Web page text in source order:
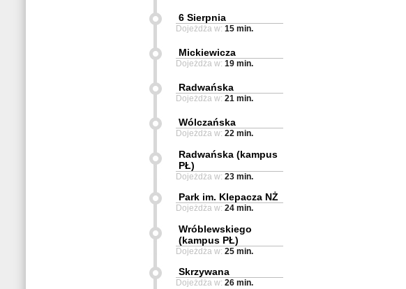
6 Sierpnia
Dojeżdża w: 15 min.
Mickiewicza
Dojeżdża w: 19 min.
Radwańska
Dojeżdża w: 21 min.
Wólczańska
Dojeżdża w: 22 min.
Radwańska (kampus
PŁ)
Dojeżdża w: 23 min.
Park im. Klepacza NŻ
Dojeżdża w: 24 min.
Wróblewskiego
(kampus PŁ)
Dojeżdża w: 25 min.
Skrzywana
Dojeżdża w: 26 min.